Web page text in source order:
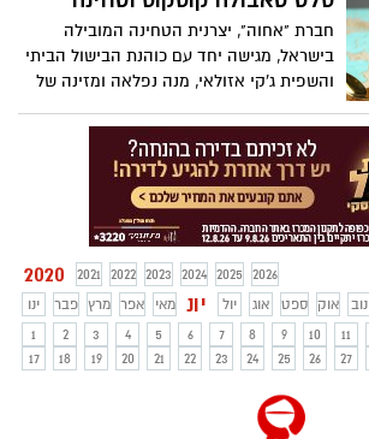
חברת "אחוה", יצרנית הטחינה המובילה
בישראל, מגישה יחד עם כוהנת הבישול הביתי
והשפית ג'קי אזולאי, מנה נפלאה ומזינה של
ובתיבול של טחינה. סלט נהדר, עשיר בטעמים
שיכול לשמש כארוחה עיקרית או כתוספת
ולאירוח משפחתי. בתיאבון!
2020 2021 2022 2023 2024 2025
2026
ינו
פבר מרץ אפר מאי יונ יול אוג ספט אוק נוב
1
2 3 4 5 6 7 8 9 10 11
17
18 19 20 21 22 23 24 25 26 27